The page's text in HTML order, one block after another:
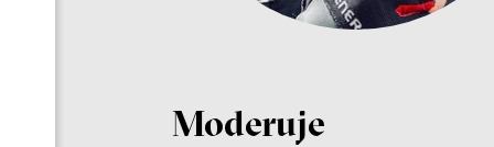
Moderuje